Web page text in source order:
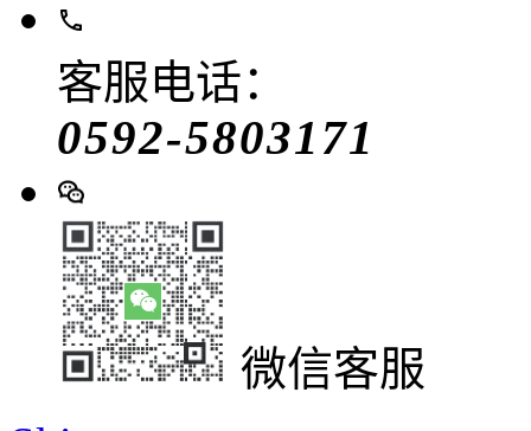
客服电话：
0592-5803171
微信客服